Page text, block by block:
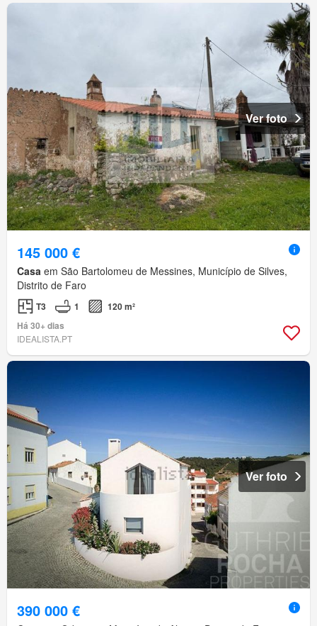
Ver foto
145 000 €
Casa em São Bartolomeu de Messines, Município de Silves,
Distrito de Faro
T3 1
120 m²
Há 30+ dias
IDEALISTA.PT
Ver foto
390 000 €